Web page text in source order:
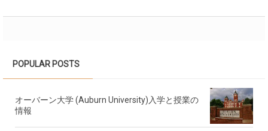
POPULAR POSTS
オーバーン大学 (Auburn University)入学と授業の
情報